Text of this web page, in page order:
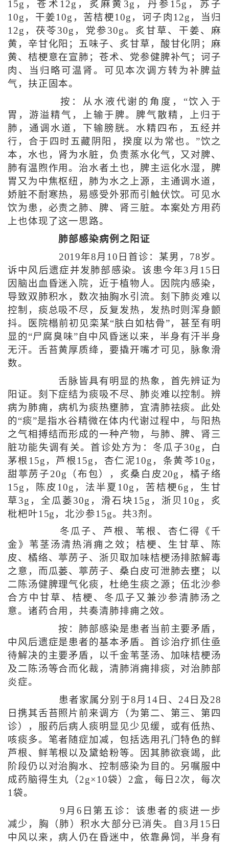
15g，苍术12g，炙麻黄3g，丹参15g，苏子
10g，干姜10g，苦桔梗10g，诃子肉12g，当归
12g，茯苓30g，党参30g。炙甘草、干姜、麻
黄，辛甘化阳；五味子、炙甘草，酸甘化阴；麻
黄、桔梗意在宣肺；苍术、党参健脾补气；诃子
肉、当归略可温肾。可见本次调方转为补脾益
气，扶正固本。
按：从水液代谢的角度，“饮入于
胃，游溢精气，上输于脾。脾气散精，上归于
肺，通调水道，下输膀胱。水精四布，五经并
行，合于四时五藏阴阳，揆度以为常也。”饮之
本，水也，肾为水脏，负责蒸水化气，又对脾、
肺有温煦作用。治水者土也，脾主运化水湿，脾
胃又为中焦枢纽，肺为水之上源，主通调水道，
娇脏不耐寒热，易感受外邪而引触伏饮。可见水
饮为患，必责之肺、脾、肾三脏。本案处方用药
上也体现了这一思路。
肺部感染病例之阳证
2019年8月10日首诊：某男，78岁。
诉中风后遗症并发肺部感染。该患今年3月15日
因脑出血昏迷入院，近于植物人。因院内感染，
导致双肺积水，数次抽胸水引流。刻下肺炎难以
控制，痰总吸不尽，反复发热，发热时则浑身颤
抖。医院榻前初见栾某“肤白如枯骨”，甚至有明
显的“尸腐臭味”自中风昏迷以来，半身有汗半身
无汗。舌苔黄厚质绛，要撬开嘴才可见，脉象滑
数。
舌脉皆具有明显的热象，首先辨证为
阳证。刻下症结为痰吸不尽、肺炎难以控制。辨
病为肺痈，病机为痰热壅肺，宜清肺祛痰。此处
的“痰”是指水谷精微在体内代谢过程中，与阳热
之气相搏结而形成的一种产物，与肺、脾、肾三
脏功能失调有关。首诊处方为：冬瓜子30g，白
茅根15g，芦根15g，杏仁泥10g，条黄芩10g，
甜葶苈子20g（布包），炙桑白皮20g，橘子络
15g，陈皮10g，法半夏10g，苦桔梗6g，生甘
草3g，全瓜蒌30g，滑石块15g，浙贝10g，炙
枇杷叶15g，北沙参15g。共3剂。
冬瓜子、芦根、苇根、杏仁得《千
金》苇茎汤清热消痈之效；桔梗、生甘草、陈
皮、橘络、葶苈子、浙贝取加味桔梗汤排脓解毒
之意，而瓜蒌、葶苈子、桑白皮可泄肺去壅；以
二陈汤健脾理气化痰，杜绝生痰之源；伍北沙参
合方中甘草、桔梗、冬瓜子又兼沙参清肺汤之
意。诸药合用，共奏清肺排痈之效。
按：肺部感染是患者当前主要矛盾，
中风后遗症是患者的基本矛盾。首诊治疗抓住亟
待解决的主要矛盾，以千金苇茎汤、加味桔梗汤
及二陈汤等合而化裁，清肺消痈排痰，对治肺部
炎症。
患者家属分别于8月14日、24日及28
日携其舌苔照片前来调方（为第二、第三、第四
诊），服药后病人痰明显见少见缓，或有低热、
咳痰多。笔者随症加减，包括选用孔门特色的鲜
芦根、鲜苇根以及黛蛤粉等。因其肺欲衰竭，此
阶段仍以对治胸水、控制感染为目的。另嘱服中
成药脑得生丸（2g×10袋）2盒，每日2次，每次
1袋。
9月6日第五诊：该患者的痰进一步
减少，胸（肺）积水大部分已消失。自3月15日
中风以来，病人仍在昏迷中，依靠鼻饲，半身有